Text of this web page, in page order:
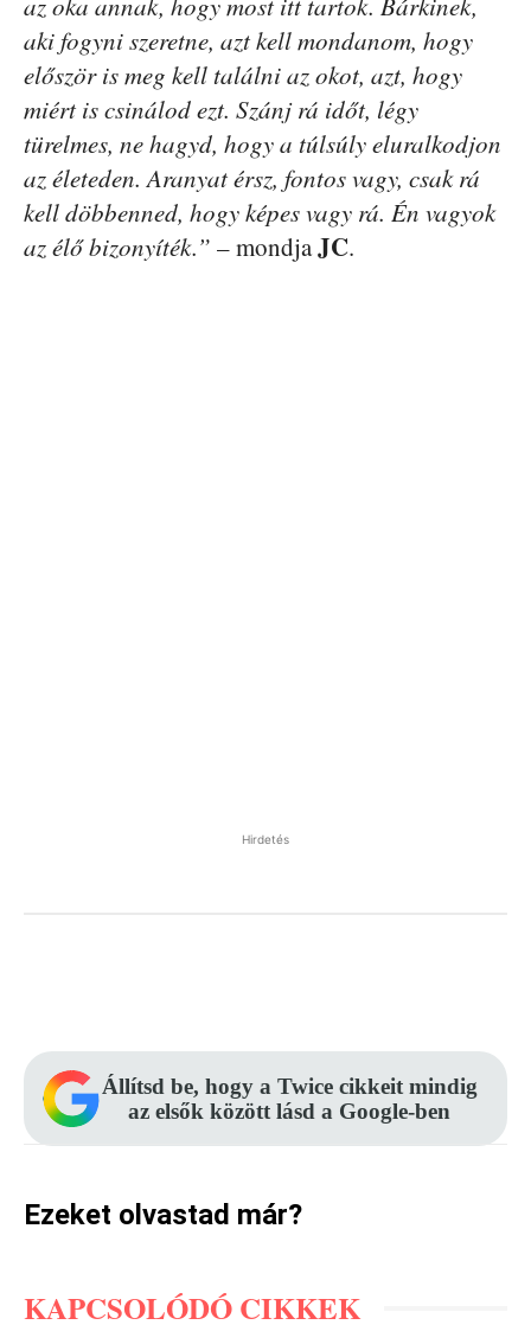
aki fogyni szeretne, azt kell mondanom, hogy
először is meg kell találni az okot, azt, hogy
miért is csinálod ezt. Szánj rá időt, légy
türelmes, ne hagyd, hogy a túlsúly eluralkodjon
az életeden. Aranyat érsz, fontos vagy, csak rá
kell döbbenned, hogy képes vagy rá. Én vagyok
az élő bizonyíték.” – mondjaJC.
Hirdetés
Állítsd be, hogy a Twice cikkeit mindig
az elsők között lásd a Google-ben
Ezeket olvastad már?
KAPCSOLÓDÓ CIKKEK